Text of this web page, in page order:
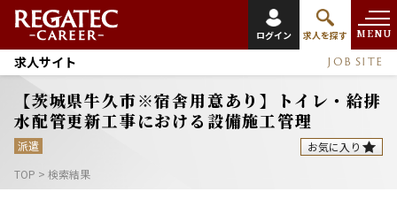
ログイン 求人を探す MENU
求人サイト JOB SITE
【茨城県牛久市※宿舎用意あり】トイレ・給排
水配管更新工事における設備施工管理
派遣
お気に入り
TOP > 検索結果